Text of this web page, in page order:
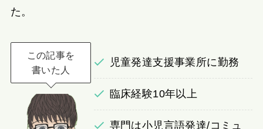
た。
この記事を
書いた人
児童発達支援事業所に勤務
臨床経験10年以上
専門は小児言語発達/コミュ